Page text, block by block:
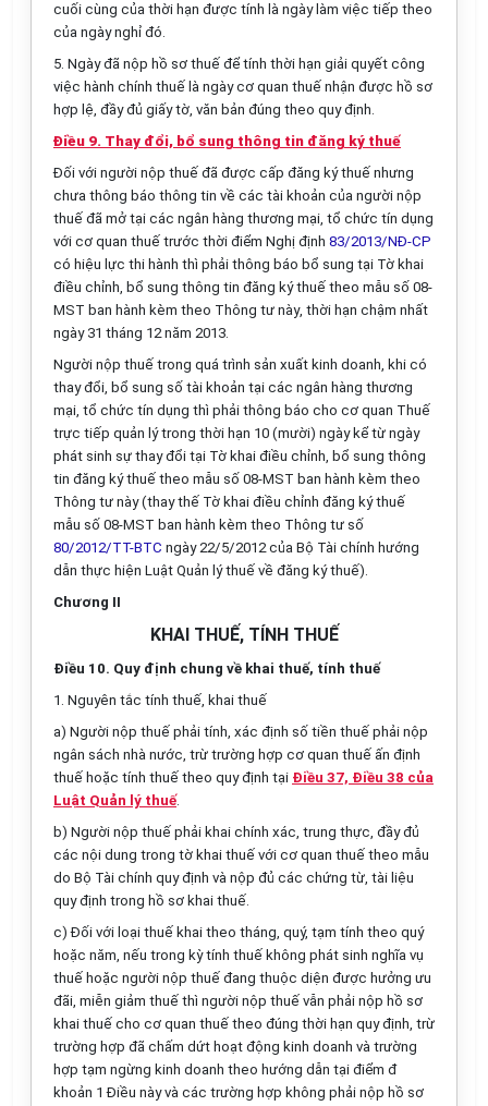
cuối cùng của thời hạn được tính là ngày làm việc tiếp theo
của ngày nghỉ đó.
5. Ngày đã nộp hồ sơ thuế để tính thời hạn giải quyết công
việc hành chính thuế là ngày cơ quan thuế nhận được hồ sơ
hợp lệ, đầy đủ giấy tờ, văn bản đúng theo quy định.
Điều 9. Thay đổi, bổ sung thông tin đăng ký thuế
Đối với người nộp thuế đã được cấp đăng ký thuế nhưng
chưa thông báo thông tin về các tài khoản của người nộp
thuế đã mở tại các ngân hàng thương mại, tổ chức tín dụng
với cơ quan thuế trước thời điểm Nghị định 83/2013/NĐ-CP
có hiệu lực thi hành thì phải thông báo bổ sung tại Tờ khai
điều chỉnh, bổ sung thông tin đăng ký thuế theo mẫu số 08-
MST ban hành kèm theo Thông tư này, thời hạn chậm nhất
ngày 31 tháng 12 năm 2013.
Người nộp thuế trong quá trình sản xuất kinh doanh, khi có
thay đổi, bổ sung số tài khoản tại các ngân hàng thương
mại, tổ chức tín dụng thì phải thông báo cho cơ quan Thuế
trực tiếp quản lý trong thời hạn 10 (mười) ngày kể từ ngày
phát sinh sự thay đổi tại Tờ khai điều chỉnh, bổ sung thông
tin đăng ký thuế theo mẫu số 08-MST ban hành kèm theo
Thông tư này (thay thế Tờ khai điều chỉnh đăng ký thuế
mẫu số 08-MST ban hành kèm theo Thông tư số
80/2012/TT-BTC ngày 22/5/2012 của Bộ Tài chính hướng
dẫn thực hiện Luật Quản lý thuế về đăng ký thuế).
Chương II
KHAI THUẾ, TÍNH THUẾ
Điều 10. Quy định chung về khai thuế, tính thuế
1. Nguyên tắc tính thuế, khai thuế
a) Người nộp thuế phải tính, xác định số tiền thuế phải nộp
ngân sách nhà nước, trừ trường hợp cơ quan thuế ấn định
thuế hoặc tính thuế theo quy định tại Điều 37, Điều 38 của
Luật Quản lý thuế.
b) Người nộp thuế phải khai chính xác, trung thực, đầy đủ
các nội dung trong tờ khai thuế với cơ quan thuế theo mẫu
do Bộ Tài chính quy định và nộp đủ các chứng từ, tài liệu
quy định trong hồ sơ khai thuế.
c) Đối với loại thuế khai theo tháng, quý, tạm tính theo quý
hoặc năm, nếu trong kỳ tính thuế không phát sinh nghĩa vụ
thuế hoặc người nộp thuế đang thuộc diện được hưởng ưu
đãi, miễn giảm thuế thì người nộp thuế vẫn phải nộp hồ sơ
khai thuế cho cơ quan thuế theo đúng thời hạn quy định, trừ
trường hợp đã chấm dứt hoạt động kinh doanh và trường
hợp tạm ngừng kinh doanh theo hướng dẫn tại điểm đ
khoản 1 Điều này và các trường hợp không phải nộp hồ sơ